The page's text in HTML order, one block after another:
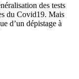
des tests
du Covid19. Mais
d’un dépistage à